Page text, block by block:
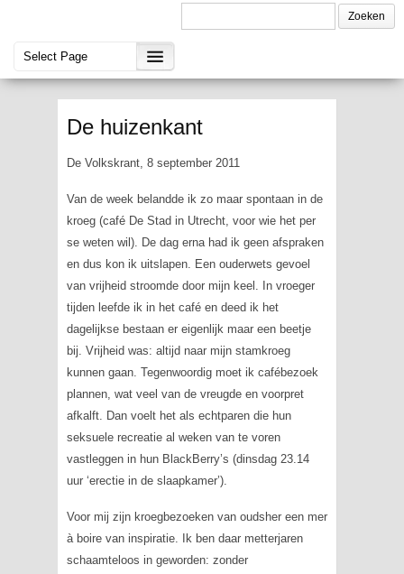
De huizenkant
De Volkskrant, 8 september 2011
Van de week belandde ik zo maar spontaan in de
kroeg (café De Stad in Utrecht, voor wie het per
se weten wil). De dag erna had ik geen afspraken
en dus kon ik uitslapen. Een ouderwets gevoel
van vrijheid stroomde door mijn keel. In vroeger
tijden leefde ik in het café en deed ik het
dagelijkse bestaan er eigenlijk maar een beetje
bij. Vrijheid was: altijd naar mijn stamkroeg
kunnen gaan. Tegenwoordig moet ik cafébezoek
plannen, wat veel van de vreugde en voorpret
afkalft. Dan voelt het als echtparen die hun
seksuele recreatie al weken van te voren
vastleggen in hun BlackBerry’s (dinsdag 23.14
uur ‘erectie in de slaapkamer’).
Voor mij zijn kroegbezoeken van oudsher een mer
à boirevan inspiratie. Ik ben daar metterjaren
schaamteloos in geworden: zonder